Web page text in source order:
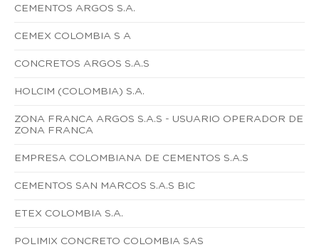
CEMENTOS ARGOS S.A.
CEMEX COLOMBIA S A
CONCRETOS ARGOS S.A.S
HOLCIM (COLOMBIA) S.A.
ZONA FRANCA ARGOS S.A.S - USUARIO OPERADOR DE
ZONA FRANCA
EMPRESA COLOMBIANA DE CEMENTOS S.A.S
CEMENTOS SAN MARCOS S.A.S BIC
ETEX COLOMBIA S.A.
POLIMIX CONCRETO COLOMBIA SAS